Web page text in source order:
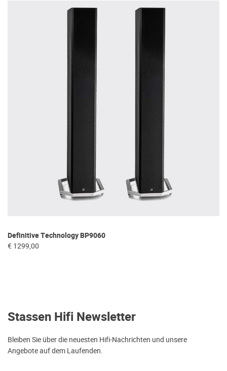
Definitive Technology BP9060
€ 1299,00
Stassen Hifi Newsletter
Bleiben Sie über die neuesten Hifi-Nachrichten und unsere
Angebote auf dem Laufenden.